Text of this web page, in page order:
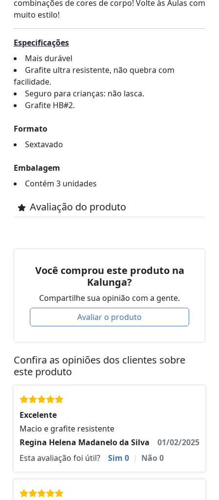
combinações de cores de corpo! Volte às Aulas com
muito estilo!
Especificações
Mais durável
Grafite ultra resistente, não quebra com
facilidade.
Seguro para crianças: não lasca.
Grafite HB#2.
Formato
Sextavado
Embalagem
Contém 3 unidades
Avaliação do produto
Você comprou este produto na
Kalunga?
Compartilhe sua opinião com a gente.
Avaliar o produto
Confira as opiniões dos clientes sobre
este produto
Excelente
Macio e grafite resistente
Regina Helena Madanelo da Silva
01/02/2025
Esta avaliação foi útil?
Sim 0 | Não0